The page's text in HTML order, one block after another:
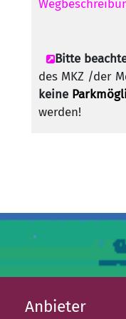
Bitte
des MKZ /der
keine
werden!
Anbieter